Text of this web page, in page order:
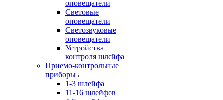
оповещатели
Световые
оповещатели
Светозвуковые
оповещатели
Устройства
контроля шлейфа
Приемо-контрольные
приборы
1-3 шлейфа
11-16 шлейфов